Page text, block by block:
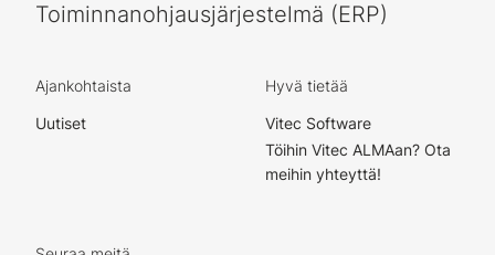
Toiminnanohjausjärjestelmä (ERP)
Ajankohtaista
Uutiset
Hyvä tietää
Vitec Software
Töihin Vitec ALMAan? Ota
meihin yhteyttä!